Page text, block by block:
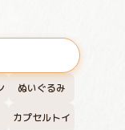
ぬいぐるみ
カプセルトイ